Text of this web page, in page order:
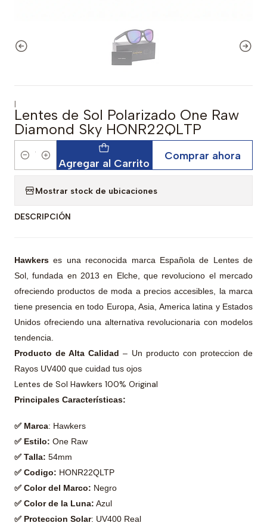
|
Lentes de Sol Polarizado One Raw
Diamond Sky HONR22QLTP
Cantidad Agregar al Carrito
Comprar ahora
Mostrar stock de ubicaciones
DESCRIPCIÓN
Hawkerses una reconocida marca Española de Lentes de
Sol, fundada en 2013 en Elche, que revoluciono el mercado
ofreciendo productos de moda a precios accesibles, la marca
tiene presencia en todo Europa, Asia, America latina y Estados
Unidos ofreciendo una alternativa revolucionaria con modelos
tendencia.
Producto de Alta Calidad– Un producto con proteccion de
Rayos UV400 que cuidad tus ojos
Lentes de Sol Hawkers 100% Original
Principales Características:
✅ Marca: Hawkers
✅ Estilo: One Raw
✅ Talla: 54mm
✅ Codigo: HONR22QLTP
✅ Color del Marco: Negro
✅ Color de la Luna: Azul
✅ Proteccion Solar: UV400 Real